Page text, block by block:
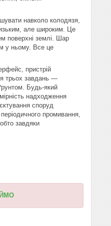
навколо колодязя,
але широким. Це
поверхні землі. Шар
у ньому. Все це
пристрій
трьох завдань —
Будь-який
надходження
споруд
промивання,
завдяки